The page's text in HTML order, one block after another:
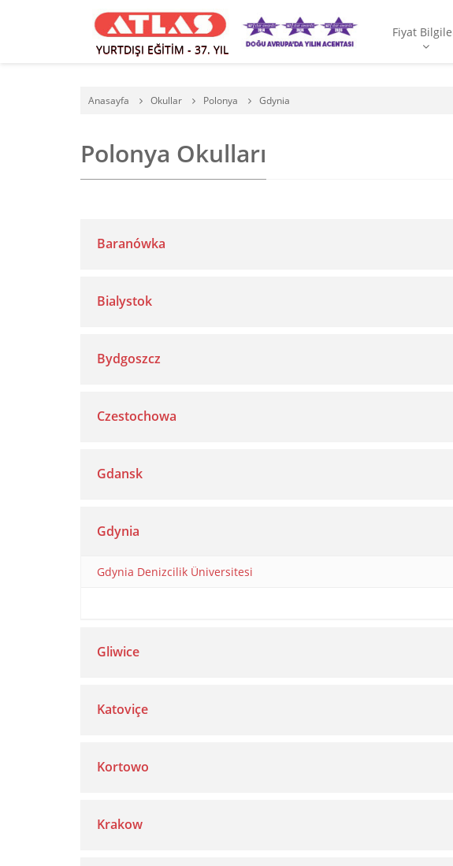
YURTDIŞI EĞİTİM - 37. YIL
Fiyat
Anasayfa Okullar Polonya Gdynia
Polonya Okulları
Baranówka
Bialystok
Bydgoszcz
Czestochowa
Gdansk
Gdynia
Gdynia Denizcilik Üniversitesi
Gliwice
Katoviçe
Kortowo
Krakow